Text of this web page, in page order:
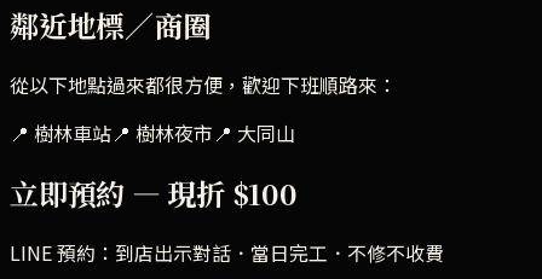
鄰近地標／商圈
從以下地點過來都很方便，歡迎下班順路來：
📍 樹林車站📍 樹林夜市📍 大同山
立即預約 — 現折 $100
LINE 預約：到店出示對話．當日完工．不修不收費